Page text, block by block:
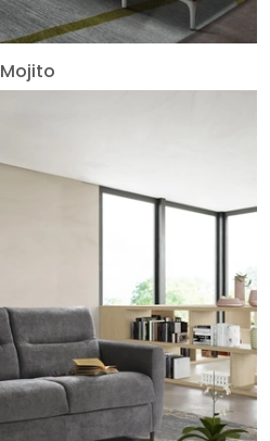
Mojito